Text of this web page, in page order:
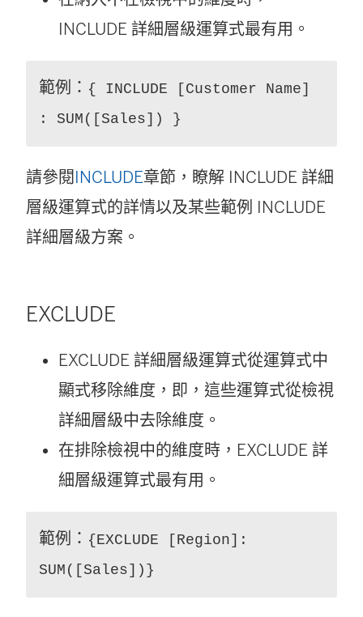
INCLUDE 詳細層級運算式最有用。
範例： { INCLUDE [Customer Name]
: SUM([Sales]) }
請參閱 INCLUDE章節，瞭解 INCLUDE 詳細
層級運算式的詳情以及某些範例 INCLUDE
詳細層級方案。
EXCLUDE
EXCLUDE 詳細層級運算式從運算式中
顯式移除維度，即，這些運算式從檢視
詳細層級中去除維度。
在排除檢視中的維度時，EXCLUDE 詳
細層級運算式最有用。
範例： {EXCLUDE [Region]:
SUM([Sales])}